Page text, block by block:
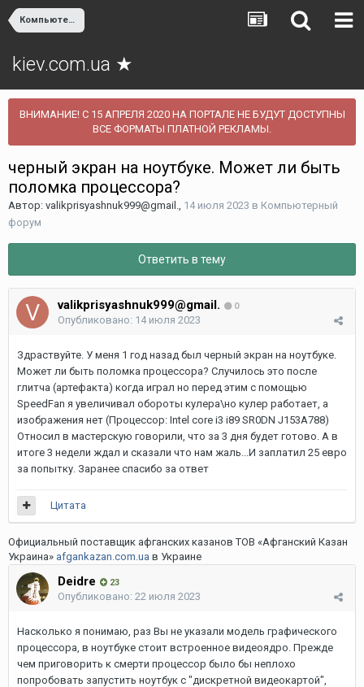
Компьютерный форум
kiev.com.ua ★
ВНИМАНИЕ! С 15 АПРЕЛЯ 2020 НА ПОРТАЛЕ НЕ БУДУТ ДОСТУПНЫ
ВСЕ ФОРМАТЫ ПЛАТНОЙ РЕКЛАМЫ.
черный экран на ноутбуке. Может ли быть
поломка процессора?
Автор: valikprisyashnuk999@gmail., 14 июля 2023 в Компьютерный
форум
Ответить в тему
valikprisyashnuk999@gmail. 0
Опубликовано: 14 июля 2023
Здраствуйте. У меня 1 год назад был черный экран на ноутбуке.
Может ли быть поломка процессора? Случилось это после
глитча (артефакта) когда играл но перед этим с помощью
SpeedFan я увеличивал обороты кулера\но кулер работает, а
изображения нет (Процессор: Intel core i3 i89 SR0DN J153A788)
Относил в мастерскую говорили, что за 3 дня будет готово. А в
итоге 3 недели ждал и сказали что нам жаль...И заплатил 25 евро
за попытку. Заранее спасибо за ответ
Цитата
Официальный поставщик афганских казанов ТОВ «Афганский Казан
Украина» afgankazan.com.ua в Украине
Deidre 23
Опубликовано: 22 июля 2023
Насколько я понимаю, раз Вы не указали модель графического
процессора, в ноутбуке стоит встроенное видеоядро. Прежде
чем приговорить к смерти процессор было бы неплохо
попробовать запустить ноутбук с "дискретной видеокартой",